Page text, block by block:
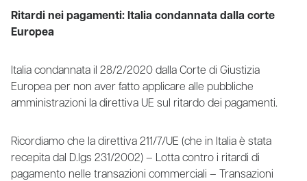
Ritardi nei pagamenti: Italia condannata dalla corte
Europea
Italia condannata il 28/2/2020 dalla Corte di Giustizia
Europea per non aver fatto applicare alle pubbliche
amministrazioni la direttiva UE sul ritardo dei pagamenti.
Ricordiamo che la direttiva 211/7/UE (che in Italia è stata
recepita dal D.lgs 231/2002) – Lotta contro i ritardi di
pagamento nelle transazioni commerciali – Transazioni